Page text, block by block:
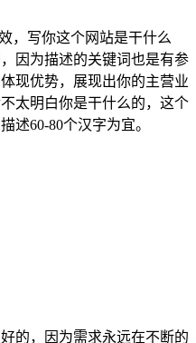
，写你这个网站是干什么
因为描述的关键词也是有参
现优势，展现出你的主营业
太明白你是干什么的，这个
述60-80个汉字为宜。
的，因为需求永远在不断的